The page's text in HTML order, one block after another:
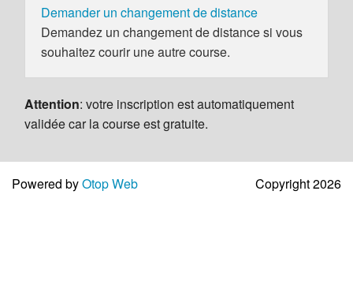
Demander un changement de distance
Demandez un changement de distance si vous
souhaitez courir une autre course.
Attention: votre inscription est automatiquement
validée car la course est gratuite.
Powered byOtop Web Copyright 2026